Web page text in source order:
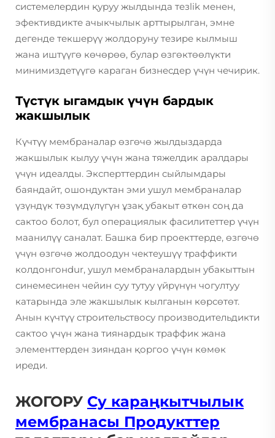
системелердин қуруу жылдында тезlik менен,
эфективдикте ачыкчылык арттырылган, эмне
дегенде текшерүү жолдоруну тезире кылмыш
жана иштүүгө көчөрөө, булар өзгөктөөлүкти
минимиздетүүгө караган бизнесдер үчүн чечирик.
Түстүк ыгамдык үчүн бардык
жакшылык
Күчтүү мембраналар өзгөчө жылдыздарда
жакшылык кылуу үчүн жана тяжелдик аралдары
үчүн идеалды. Эксперттердин сыйлымдары
баяндайт, ошондуктан эми ушул мембраналар
үзүндүк төзүмдүлүгүн ұзақ убакыт өткөн соң да
сактоо болот, бул операциялык фасилитеттер үчүн
маанилүү саналат. Башка бир проекттерде, өзгөчө
үчүн өзгөчө жолдоодун чектеушүү траффикти
колдонгонdur, ушул мембраналардын убакыттын
синемесинен чейин суу тутуу үйрүнүн чогултуу
катарында эле жакшылык кылганын көрсөтөт.
Анын күчтүү строительствосу производительдикти
сактоо үчүн жана тиянардык траффик жана
элементтерден зияндан қоргоо үчүн көмөк
иреди.
ЖОГОРУ Су караңкытчылык
мембранасы Продукттер